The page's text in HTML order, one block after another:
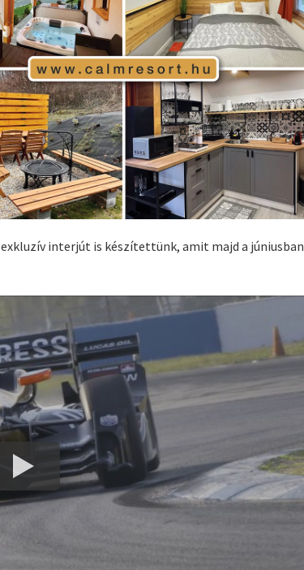
exkluzív interjút is készítettünk, amit majd a júniusban